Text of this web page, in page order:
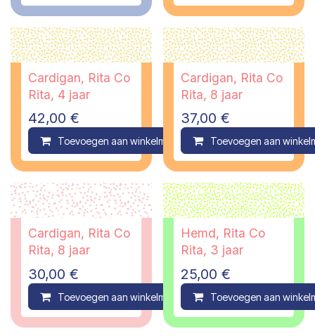
Cardigan, Rita Co
Rita, 4 jaar
42,00 €
Toevoegen aan winkelmandje Compare
Cardigan, Rita Co
Rita, 8 jaar
37,00 €
Toevoegen aan
Cardigan, Rita Co
Rita, 8 jaar
30,00 €
Toevoegen aan winkelmandje Compare
Hemd, Rita Co
Rita, 3 jaar
25,00 €
Toevoegen aan